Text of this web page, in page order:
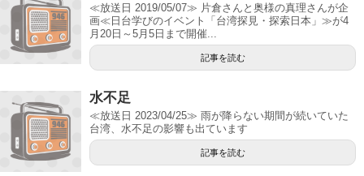
≪放送日 2019/05/07≫ 片倉さんと奥様の真理さんが企
画≪日台学びのイベント「台湾探見・探索日本」≫が4
月20日～5月5日まで開催...
記事を読む
水不足
≪放送日 2023/04/25≫ 雨が降らない期間が続いていた
台湾、水不足の影響も出ています
記事を読む